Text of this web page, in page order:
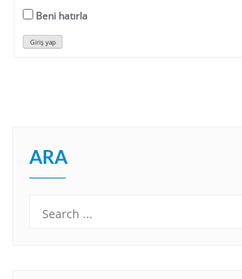
Beni hatırla
Giriş yap
ARA